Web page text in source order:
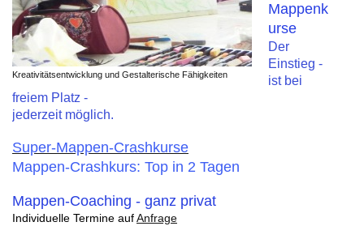
Kreativitätsentwicklung und Gestalterische Fähigkeiten
Mappenk
urse
Der
Einstieg -
ist bei
freiem Platz -
jederzeit möglich.
Super-Mappen-Crashkurse
Mappen-Crashkurs: Top in 2 Tagen
Mappen-Coaching - ganz privat
Individuelle Termine aufAnfrage